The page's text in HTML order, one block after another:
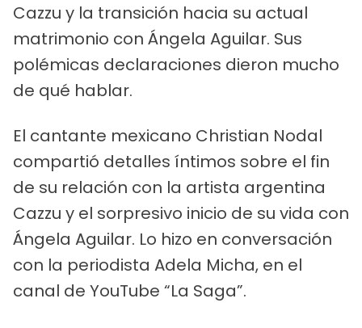
Cazzu y la transición hacia su actual
matrimonio con Ángela Aguilar. Sus
polémicas declaraciones dieron mucho
de qué hablar.
El cantante mexicano Christian Nodal
compartió detalles íntimos sobre el fin
de su relación con la artista argentina
Cazzu y el sorpresivo inicio de su vida con
Ángela Aguilar. Lo hizo en conversación
con la periodista Adela Micha, en el
canal de YouTube “La Saga”.